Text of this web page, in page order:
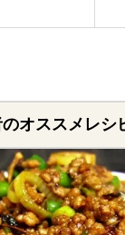
オススメレシ